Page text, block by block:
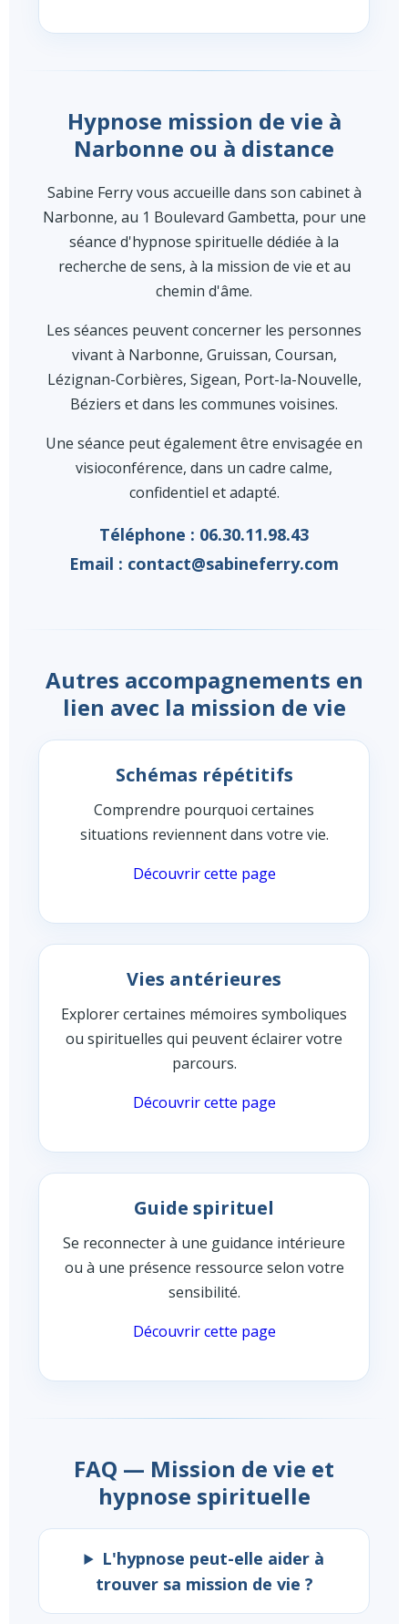
Hypnose mission de vie à
Narbonne ou à distance
Sabine Ferry vous accueille dans son cabinet à
Narbonne, au 1 Boulevard Gambetta, pour une
séance d'hypnose spirituelle dédiée à la
recherche de sens, à la mission de vie et au
chemin d'âme.
Les séances peuvent concerner les personnes
vivant à Narbonne, Gruissan, Coursan,
Lézignan-Corbières, Sigean, Port-la-Nouvelle,
Béziers et dans les communes voisines.
Une séance peut également être envisagée en
visioconférence, dans un cadre calme,
confidentiel et adapté.
Téléphone : 06.30.11.98.43
Email : contact@sabineferry.com
Autres accompagnements en
lien avec la mission de vie
Schémas répétitifs
Comprendre pourquoi certaines
situations reviennent dans votre vie.
Découvrir cette page
Vies antérieures
Explorer certaines mémoires symboliques
ou spirituelles qui peuvent éclairer votre
parcours.
Découvrir cette page
Guide spirituel
Se reconnecter à une guidance intérieure
ou à une présence ressource selon votre
sensibilité.
Découvrir cette page
FAQ — Mission de vie et
hypnose spirituelle
L'hypnose peut-elle aider à
trouver sa mission de vie ?